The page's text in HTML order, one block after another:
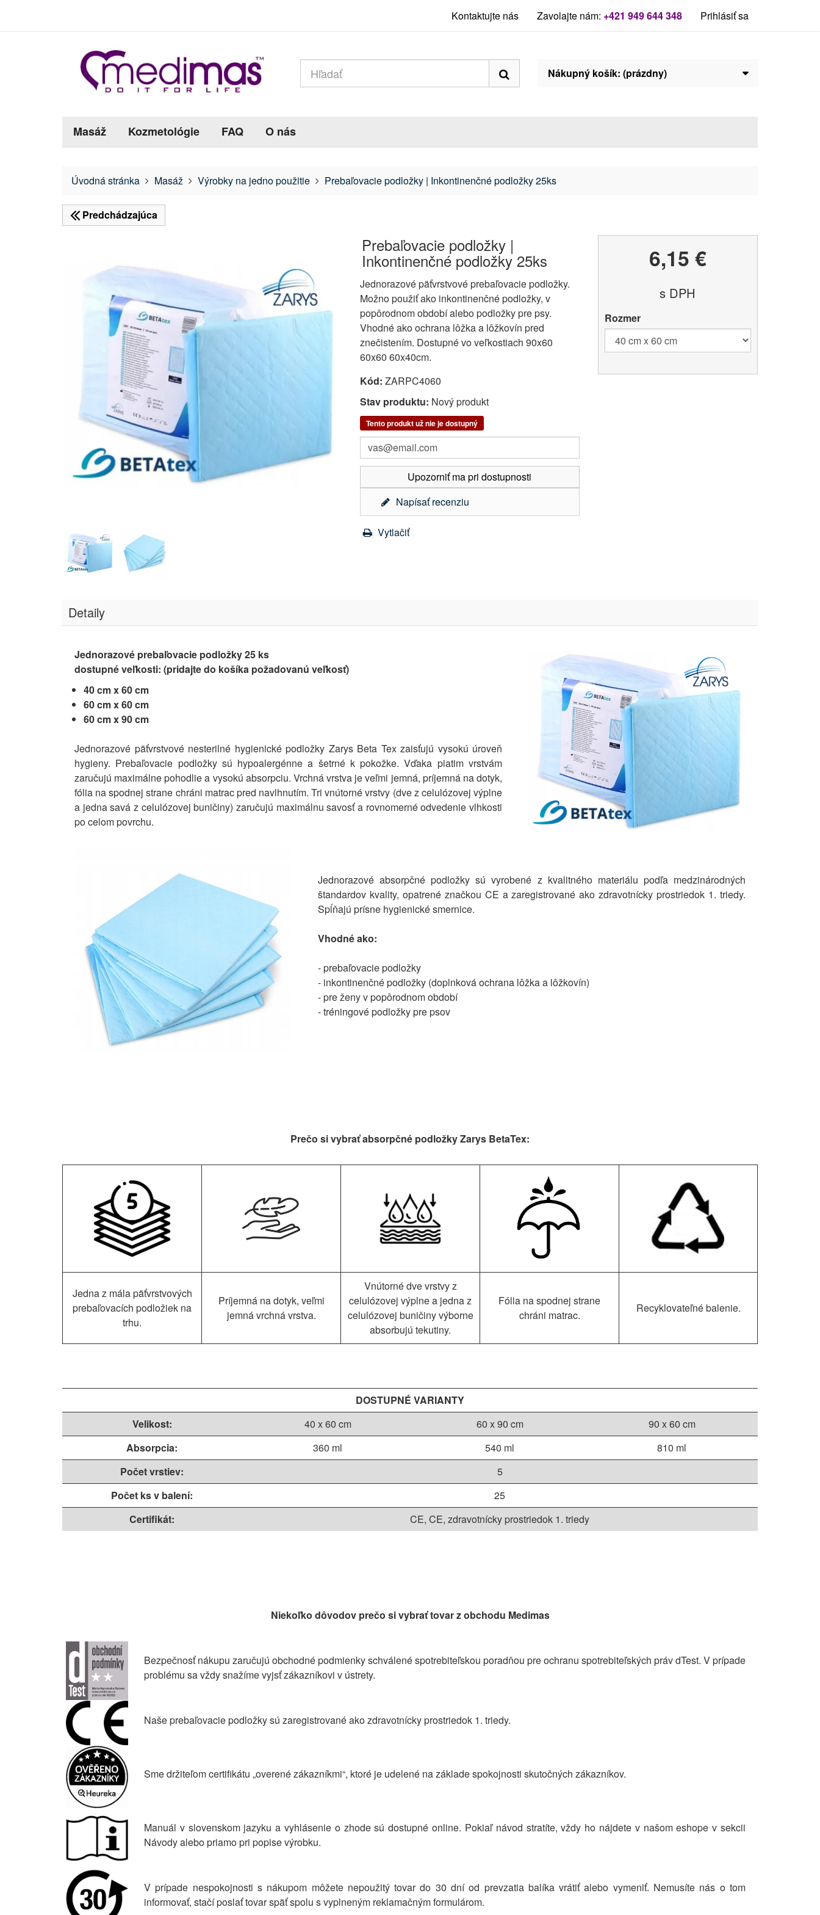
Kontaktujte nás Zavolajte nám: +421 949 644 348 Prihlásiť sa
Nákupný košík: (prázdny)
Masáž Kozmetológie FAQ O nás
Úvodná stránka Masáž Výrobky na jedno použitie Prebaľovacie podložky | Inkontinenčné podložky 25ks
Predchádzajúca
Prebaľovacie podložky |
Inkontinenčné podložky 25ks
Jednorazové päťvrstvové prebaľovacie podložky.
Možno použiť ako inkontinenčné podložky, v
popôrodnom období alebo podložky pre psy.
Vhodné ako ochrana lôžka a lôžkovín pred
znečistením. Dostupné vo veľkostiach 90x60
60x60 60x40cm.
Kód: ZARPC4060
Stav produktu: Nový produkt
Tento produkt už nie je dostupný
Upozorniť ma pri dostupnosti
Napísať recenziu
Vytlačiť
6,15 €
s DPH
Rozmer
Detaily
Jednorazové prebaľovacie podložky 25 ks
dostupné veľkosti: (pridajte do košíka požadovanú veľkosť)
40 cm x 60 cm
60 cm x 60 cm
60 cm x 90 cm
Jednorazové päťvrstvové nesterilné hygienické podložky Zarys Beta Tex zaisťujú vysokú úroveň
hygieny. Prebaľovacie podložky sú hypoalergénne a šetrné k pokožke. Vďaka piatim vrstvám
zaručujú maximálne pohodlie a vysokú absorpciu. Vrchná vrstva je veľmi jemná, príjemná na dotyk,
fólia na spodnej strane chráni matrac pred navlhnutím. Tri vnútorné vrstvy (dve z celulózovej výplne
a jedna savá z celulózovej buničiny) zaručujú maximálnu savosť a rovnomerné odvedenie vlhkosti
po celom povrchu.
Jednorazové absorpčné podložky sú vyrobené z kvalitného materiálu podľa medzinárodných
štandardov kvality, opatrené značkou CE a zaregistrované ako zdravotnícky prostriedok 1. triedy.
Spĺňajú prísne hygienické smernice.
Vhodné ako:
- prebaľovacie podložky
- inkontinenčné podložky (doplnková ochrana lôžka a lôžkovín)
- pre ženy v popôrodnom období
- tréningové podložky pre psov
Prečo si vybrať absorpčné podložky Zarys BetaTex:
Jedna z mála päťvrstvových
prebaľovacích podložiek na
trhu.
Príjemná na dotyk, veľmi
jemná vrchná vrstva.
Vnútorné dve vrstvy z
celulózovej výplne a jedna z
celulózovej buničiny výborne
absorbujú tekutiny.
Fólia na spodnej strane
chráni matrac.
Recyklovateľné balenie.
DOSTUPNÉ VARIANTY
Velikost:
40 x 60 cm 60 x 90 cm
90 x 60 cm
Absorpcia:
360 ml 540 ml
810 ml
Počet vrstiev:
5
Počet ks v balení:
25
Certifikát:
CE, CE, zdravotnícky prostriedok 1. triedy
Niekoľko dôvodov prečo si vybrať tovar z obchodu Medimas
Bezpečnosť nákupu zaručujú obchodné podmienky schválené spotrebiteľskou poradňou pre ochranu spotrebiteľských práv dTest. V prípade
problému sa vždy snažíme vyjsť zákazníkovi v ústrety.
Naše prebaľovacie podložky sú zaregistrované ako zdravotnícky prostriedok 1. triedy.
Sme držiteľom certifikátu „overené zákazníkmi“, ktoré je udelené na základe spokojnosti skutočných zákazníkov.
Manuál v slovenskom jazyku a vyhlásenie o zhode sú dostupné online. Pokiaľ návod stratíte, vždy ho nájdete v našom eshope v sekcii
Návody alebo priamo pri popise výrobku.
V prípade nespokojnosti s nákupom môžete nepoužitý tovar do 30 dní od prevzatia balíka vrátiť alebo vymeniť. Nemusíte nás o tom
informovať, stačí poslať tovar späť spolu s vyplneným reklamačným formulárom.